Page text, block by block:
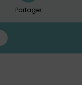
Partager